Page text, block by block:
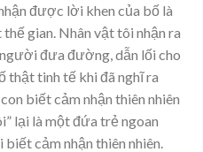
được lời khen của bố là
gian. Nhân vật tôi nhận ra
đưa đường, dẫn lối cho
tinh tế khi đã nghĩ ra
biết cảm nhận thiên nhiên
lại là một đứa trẻ ngoan
cảm nhận thiên nhiên.